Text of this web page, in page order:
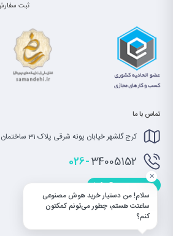
ثبت
تماس با ما
کرج گلشهر خیابان پونه شرقی پلاک 31 ساختمان قائم طبقه اول واحد 3
026-34005152
info@saatet.com
سلام! من دستیار خرید هوش مصنوعی
ساعتت هستم، چطور می‌تونم کمکتون
کنم؟
×